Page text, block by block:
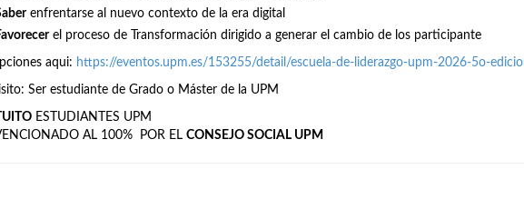
enfrentarse al nuevo contexto de la era digital
el proceso de Transformación dirigido a generar el cambio de los participante
aqui: https://eventos.upm.es/153255/detail/escuela-de-liderazgo-upm-2026-5o-
Ser estudiante de Grado o Máster de la UPM
ESTUDIANTES UPM
AL 100% POR EL CONSEJO SOCIAL UPM